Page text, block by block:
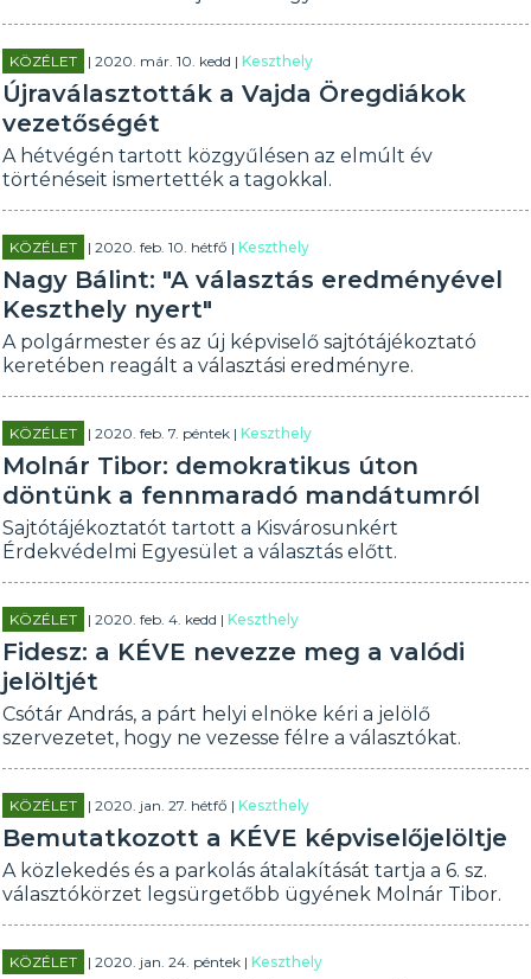
KÖZÉLET | 2020. már. 10. kedd |Keszthely
Újraválasztották a Vajda Öregdiákok
vezetőségét
A hétvégén tartott közgyűlésen az elmúlt év
történéseit ismertették a tagokkal.
KÖZÉLET | 2020. feb. 10. hétfő |Keszthely
Nagy Bálint: "A választás eredményével
Keszthely nyert"
A polgármester és az új képviselő sajtótájékoztató
keretében reagált a választási eredményre.
KÖZÉLET | 2020. feb. 7. péntek |Keszthely
Molnár Tibor: demokratikus úton
döntünk a fennmaradó mandátumról
Sajtótájékoztatót tartott a Kisvárosunkért
Érdekvédelmi Egyesület a választás előtt.
KÖZÉLET | 2020. feb. 4. kedd |Keszthely
Fidesz: a KÉVE nevezze meg a valódi
jelöltjét
Csótár András, a párt helyi elnöke kéri a jelölő
szervezetet, hogy ne vezesse félre a választókat.
KÖZÉLET | 2020. jan. 27. hétfő |Keszthely
Bemutatkozott a KÉVE képviselőjelöltje
A közlekedés és a parkolás átalakítását tartja a 6. sz.
választókörzet legsürgetőbb ügyének Molnár Tibor.
KÖZÉLET | 2020. jan. 24. péntek |Keszthely